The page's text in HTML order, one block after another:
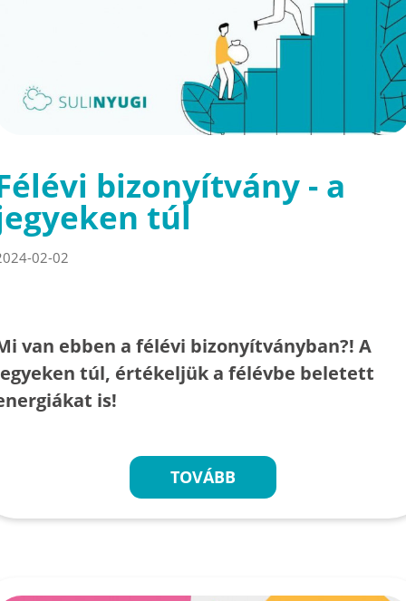
bizonyítvány - a
túl
02-02
van ebben a félévi bizonyítványban?! A
túl, értékeljük a félévbe beletett
is!
TOVÁBB